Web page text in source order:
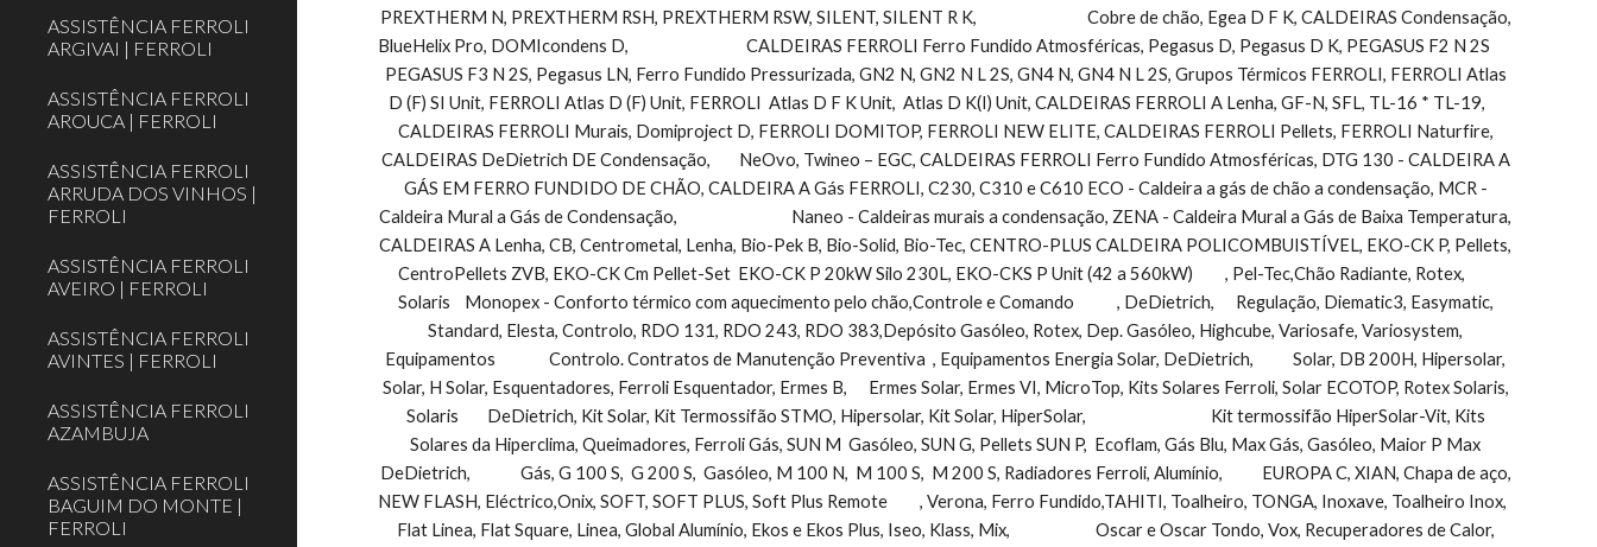
ASSISTÊNCIA FERROLI
ARGIVAI | FERROLI
ASSISTÊNCIA FERROLI
AROUCA | FERROLI
ASSISTÊNCIA FERROLI
ARRUDA DOS VINHOS |
FERROLI
ASSISTÊNCIA FERROLI
AVEIRO | FERROLI
ASSISTÊNCIA FERROLI
AVINTES | FERROLI
ASSISTÊNCIA FERROLI
AZAMBUJA
ASSISTÊNCIA FERROLI
BAGUIM DO MONTE |
FERROLI
PREXTHERM N, PREXTHERM RSH, PREXTHERM RSW, SILENT, SILENT R K,                               Cobre de chão, Egea D F K, CALDEIRAS Condensação,
BlueHelix Pro, DOMIcondens D,                                 CALDEIRAS FERROLI Ferro Fundido Atmosféricas, Pegasus D, Pegasus D K, PEGASUS F2 N 2S
PEGASUS F3 N 2S, Pegasus LN, Ferro Fundido Pressurizada, GN2 N, GN2 N L 2S, GN4 N, GN4 N L 2S, Grupos Térmicos FERROLI, FERROLI Atlas
D (F) SI Unit, FERROLI Atlas D (F) Unit, FERROLI  Atlas D F K Unit,  Atlas D K(I) Unit, CALDEIRAS FERROLI A Lenha, GF-N, SFL, TL-16 * TL-19,
CALDEIRAS FERROLI Murais, Domiproject D, FERROLI DOMITOP, FERROLI NEW ELITE, CALDEIRAS FERROLI Pellets, FERROLI Naturfire,
CALDEIRAS DeDietrich DE Condensação,        NeOvo, Twineo – EGC, CALDEIRAS FERROLI Ferro Fundido Atmosféricas, DTG 130 - CALDEIRA A
GÁS EM FERRO FUNDIDO DE CHÃO, CALDEIRA A Gás FERROLI, C230, C310 e C610 ECO - Caldeira a gás de chão a condensação, MCR -
Caldeira Mural a Gás de Condensação,                                Naneo - Caldeiras murais a condensação, ZENA - Caldeira Mural a Gás de Baixa Temperatura,
CALDEIRAS A Lenha, CB, Centrometal, Lenha, Bio-Pek B, Bio-Solid, Bio-Tec, CENTRO-PLUS CALDEIRA POLICOMBUISTÍVEL, EKO-CK P, Pellets,
CentroPellets ZVB, EKO-CK Cm Pellet-Set  EKO-CK P 20kW Silo 230L, EKO-CKS P Unit (42 a 560kW)         , Pel-Tec,Chão Radiante, Rotex,
Solaris    Monopex - Conforto térmico com aquecimento pelo chão,Controle e Comando            , DeDietrich,      Regulação, Diematic3, Easymatic,
Standard, Elesta, Controlo, RDO 131, RDO 243, RDO 383,Depósito Gasóleo, Rotex, Dep. Gasóleo, Highcube, Variosafe, Variosystem,
Equipamentos               Controlo. Contratos de Manutenção Preventiva  , Equipamentos Energia Solar, DeDietrich,           Solar, DB 200H, Hipersolar,
Solar, H Solar, Esquentadores, Ferroli Esquentador, Ermes B,      Ermes Solar, Ermes VI, MicroTop, Kits Solares Ferroli, Solar ECOTOP, Rotex Solaris,
Solaris        DeDietrich, Kit Solar, Kit Termossifão STMO, Hipersolar, Kit Solar, HiperSolar,                                   Kit termossifão HiperSolar-Vit, Kits
Solares da Hiperclima, Queimadores, Ferroli Gás, SUN M  Gasóleo, SUN G, Pellets SUN P,  Ecoflam, Gás Blu, Max Gás, Gasóleo, Maior P Max
DeDietrich,              Gás, G 100 S,  G 200 S,  Gasóleo, M 100 N,  M 100 S,  M 200 S, Radiadores Ferroli, Alumínio,           EUROPA C, XIAN, Chapa de aço,
NEW FLASH, Eléctrico,Onix, SOFT, SOFT PLUS, Soft Plus Remote         , Verona, Ferro Fundido,TAHITI, Toalheiro, TONGA, Inoxave, Toalheiro Inox,
Flat Linea, Flat Square, Linea, Global Alumínio, Ekos e Ekos Plus, Iseo, Klass, Mix,                        Oscar e Oscar Tondo, Vox, Recuperadores de Calor,